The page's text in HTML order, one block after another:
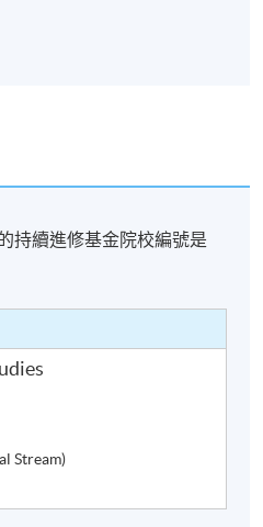
入學資格*#。這是有意在
於完成法律高等文憑的學
教育(法規)條例》， 英國及
共同試) (Hong Kong Law
港法） （ LLB (Hons) Hong
雇主可酌情決定是否承認
何資格。
持續進修基金院校編號是
Stream)